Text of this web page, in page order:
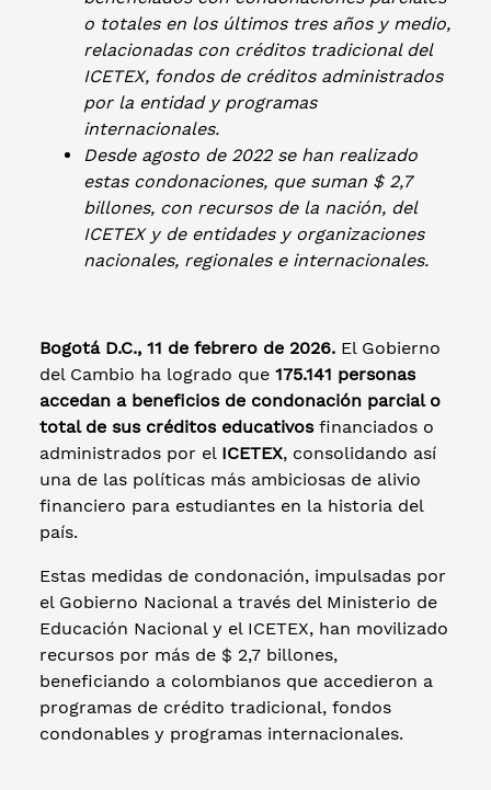
o totales en los últimos tres años y medio,
relacionadas con créditos tradicional del
ICETEX, fondos de créditos administrados
por la entidad y programas
internacionales.
Desde agosto de 2022 se han realizado
estas condonaciones, que suman $ 2,7
billones, con recursos de la nación, del
ICETEX y de entidades y organizaciones
nacionales, regionales e internacionales.
Bogotá D.C., 11 de febrero de 2026. El Gobierno
del Cambio ha logrado que 175.141 personas
accedan a beneficios de condonación parcial o
total de sus créditos educativosfinanciados o
administrados por el ICETEX, consolidando así
una de las políticas más ambiciosas de alivio
financiero para estudiantes en la historia del
país.
Estas medidas de condonación, impulsadas por
el Gobierno Nacional a través del Ministerio de
Educación Nacional y el ICETEX, han movilizado
recursos por más de $ 2,7 billones,
beneficiando a colombianos que accedieron a
programas de crédito tradicional, fondos
condonables y programas internacionales.